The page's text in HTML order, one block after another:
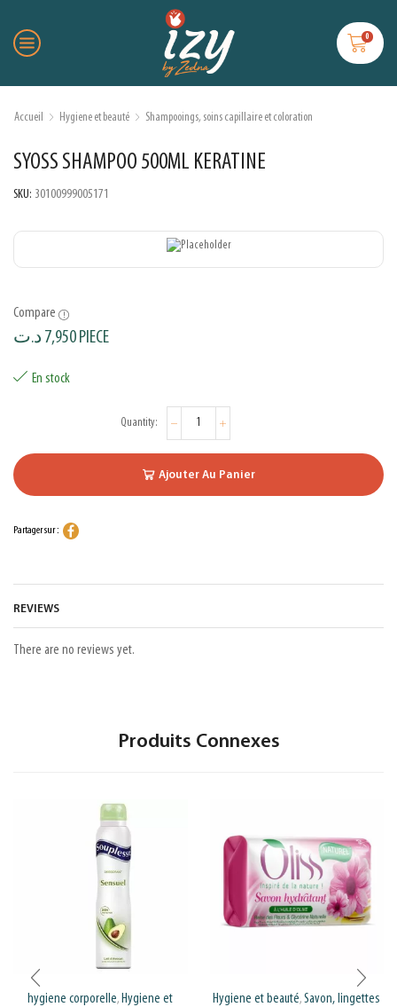
0
Accueil Hygiene et beauté Shampooings, soins capillaire et coloration
SYOSS SHAMPOO 500ML KERATINE
SKU: 30100999005171
Compare
7,950د.ت PIECE
En stock
Ajouter Au Panier
Partager sur :
REVIEWS
There are no reviews yet.
Produits Connexes
hygiene corporelle, Hygiene et
Hygiene et beauté,Savon, lingettes